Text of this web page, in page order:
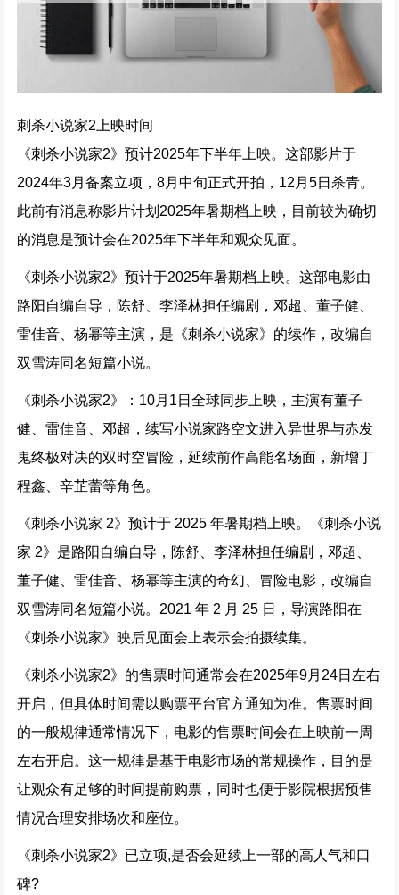
刺杀小说家2上映时间
《刺杀小说家2》预计2025年下半年上映。这部影片于
2024年3月备案立项，8月中旬正式开拍，12月5日杀青。
此前有消息称影片计划2025年暑期档上映，目前较为确切
的消息是预计会在2025年下半年和观众见面。
《刺杀小说家2》预计于2025年暑期档上映。这部电影由
路阳自编自导，陈舒、李泽林担任编剧，邓超、董子健、
雷佳音、杨幂等主演，是《刺杀小说家》的续作，改编自
双雪涛同名短篇小说。
《刺杀小说家2》：10月1日全球同步上映，主演有董子
健、雷佳音、邓超，续写小说家路空文进入异世界与赤发
鬼终极对决的双时空冒险，延续前作高能名场面，新增丁
程鑫、辛芷蕾等角色。
《刺杀小说家 2》预计于 2025 年暑期档上映。《刺杀小说
家 2》是路阳自编自导，陈舒、李泽林担任编剧，邓超、
董子健、雷佳音、杨幂等主演的奇幻、冒险电影，改编自
双雪涛同名短篇小说。2021 年 2 月 25 日，导演路阳在
《刺杀小说家》映后见面会上表示会拍摄续集。
《刺杀小说家2》的售票时间通常会在2025年9月24日左右
开启，但具体时间需以购票平台官方通知为准。售票时间
的一般规律通常情况下，电影的售票时间会在上映前一周
左右开启。这一规律是基于电影市场的常规操作，目的是
让观众有足够的时间提前购票，同时也便于影院根据预售
情况合理安排场次和座位。
《刺杀小说家2》已立项,是否会延续上一部的高人气和口
碑?